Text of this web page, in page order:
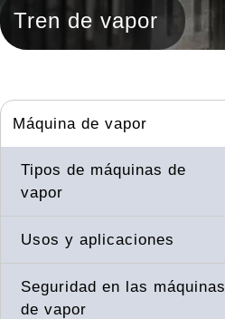
Tren de vapor
Máquina de vapor
Tipos de máquinas de
vapor
Usos y aplicaciones
Seguridad en las máquinas
de vapor